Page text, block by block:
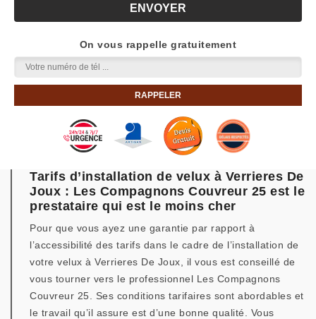
On vous rappelle gratuitement
Tarifs d’installation de velux à Verrieres De
Joux : Les Compagnons Couvreur 25 est le
prestataire qui est le moins cher
Pour que vous ayez une garantie par rapport à
l’accessibilité des tarifs dans le cadre de l’installation de
votre velux à Verrieres De Joux, il vous est conseillé de
vous tourner vers le professionnel Les Compagnons
Couvreur 25. Ses conditions tarifaires sont abordables et
le travail qu’il assure est d’une bonne qualité. Vous